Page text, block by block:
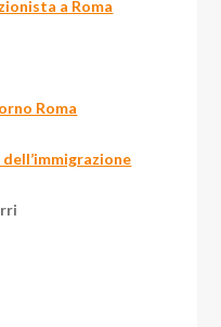
a Roma
Roma